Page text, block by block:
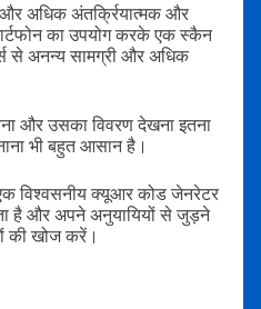
अधिक अंतर्क्रियात्मक और
का उपयोग करके एक स्कैन
से अनन्य सामग्री और अधिक
और उसका विवरण देखना इतना
भी बहुत आसान है।
क्यूआर कोड जेनरेटर
है और अपने अनुयायियों से जुड़ने
की खोज करें।